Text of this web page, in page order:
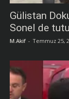
Gülistan
Sonel de
M.Akif - Temmuz 25,